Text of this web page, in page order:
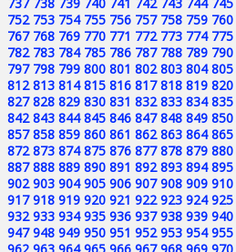
752 753 754 755 756 757 758 759 760
767 768 769 770 771 772 773 774 775
782 783 784 785 786 787 788 789 790
797 798 799 800 801 802 803 804 805
812 813 814 815 816 817 818 819 820
827 828 829 830 831 832 833 834 835
842 843 844 845 846 847 848 849 850
857 858 859 860 861 862 863 864 865
872 873 874 875 876 877 878 879 880
887 888 889 890 891 892 893 894 895
902 903 904 905 906 907 908 909 910
917 918 919 920 921 922 923 924 925
932 933 934 935 936 937 938 939 940
947 948 949 950 951 952 953 954 955